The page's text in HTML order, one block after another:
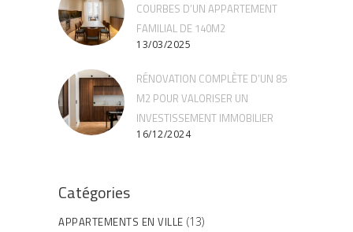
COURBES D’UN APPARTEMENT
FAMILIAL DE 140M2
13/03/2025
RÉNOVATION COMPLÈTE D’UN 85
M2 POUR VALORISER UN
INVESTISSEMENT IMMOBILIER
16/12/2024
Catégories
APPARTEMENTS EN VILLE (13)